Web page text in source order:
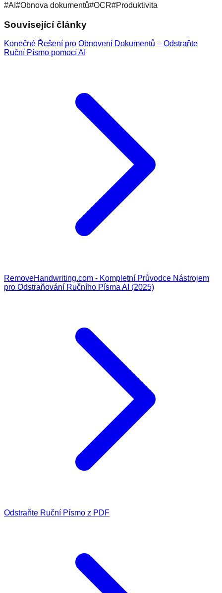
#AI #Obnova dokumentů#OCR#Produktivita
Související články
Konečné Řešení pro Obnovení Dokumentů – Odstraňte
Ruční Písmo pomocí AI
RemoveHandwriting.com - Kompletní Průvodce Nástrojem
pro Odstraňování Ručního Písma AI (2025)
Odstraňte Ruční Písmo z PDF